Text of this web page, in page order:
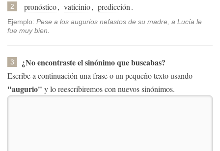
2 pronóstico, vaticinio, predicción.
Ejemplo: Pese a los augurios nefastos de su madre, a Lucía le
fue muy bien.
3 ¿No encontraste el sinónimo que buscabas?
Escribe a continuación una frase o un pequeño texto usando
"augurio" y lo reescribiremos con nuevos sinónimos.